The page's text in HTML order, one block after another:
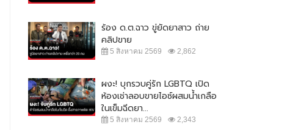
ร้อง ด.ต.ฉาว ขู่ยัดยาสาว ถ่าย
คลิปขาย
5 สิงหาคม 2569 2,862
ผงะ! บุกรวบคู่รัก LGBTQ เปิด
ห้องเช่าลอบขายไอซ์ผสมน้ำเกลือ
ในเข็มฉีดยา...
5 สิงหาคม 2569 2,343